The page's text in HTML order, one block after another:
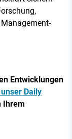
Entwicklungen
Daily
Ihrem